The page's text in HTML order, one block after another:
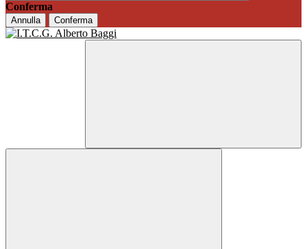
Conferma
Annulla Conferma